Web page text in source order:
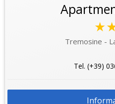
Tremosine -
Tel. (+39)